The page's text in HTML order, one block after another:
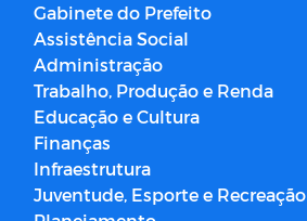
Gabinete do Prefeito
Assistência Social
Administração
Trabalho, Produção e Renda
Educação e Cultura
Finanças
Infraestrutura
Juventude, Esporte e Recreação